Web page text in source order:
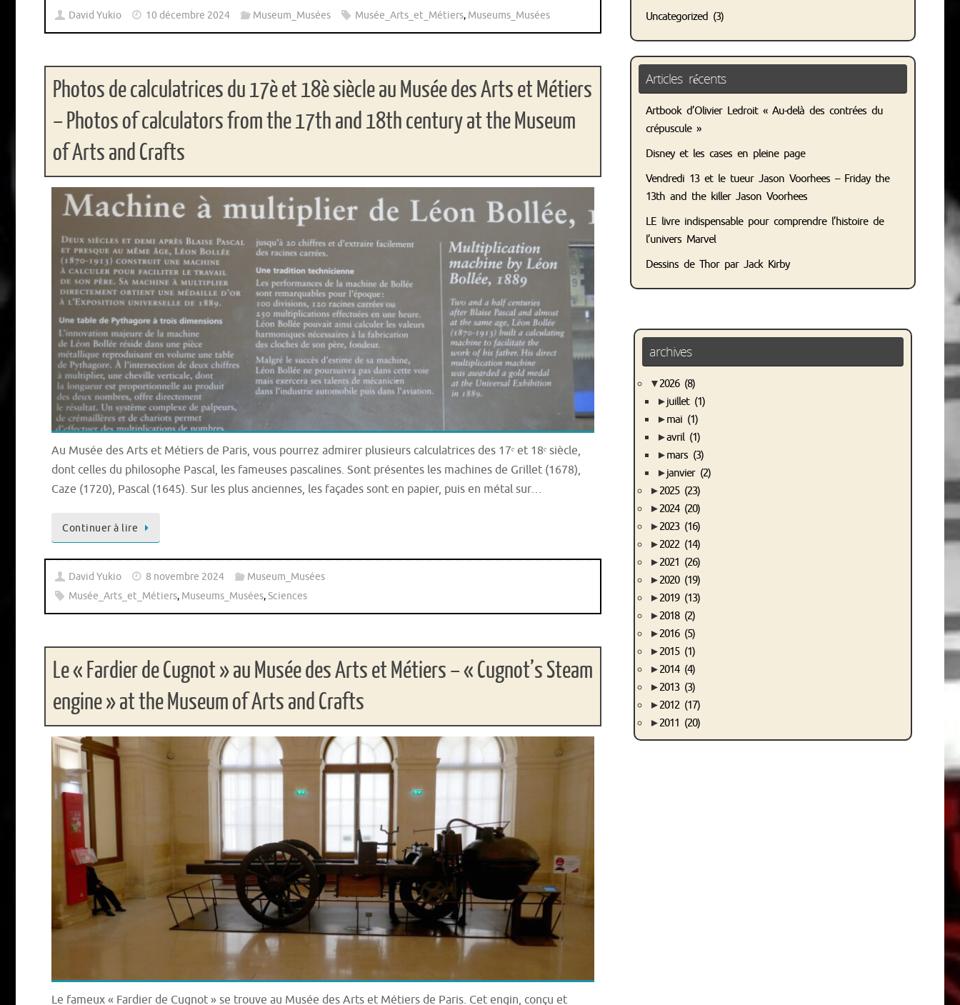
David Yukio 10 décembre 2024 Museum_Musées Musée_Arts_et_Métiers, Museums_Musées
Photos de calculatrices du 17è et 18è siècle au Musée des Arts et Métiers
– Photos of calculators from the 17th and 18th century at the Museum
of Arts and Crafts
Au Musée des Arts et Métiers de Paris, vous pourrez admirer plusieurs calculatrices des 17ᵉ et 18ᵉ siècle,
dont celles du philosophe Pascal, les fameuses pascalines. Sont présentes les machines de Grillet (1678),
Caze (1720), Pascal (1645). Sur les plus anciennes, les façades sont en papier, puis en métal sur…
Continuer à lire
David Yukio 8 novembre 2024
Museum_Musées
Musée_Arts_et_Métiers, Museums_Musées,Sciences
Le « Fardier de Cugnot » au Musée des Arts et Métiers – « Cugnot’s Steam
engine » at the Museum of Arts and Crafts
Le fameux « Fardier de Cugnot » se trouve au Musée des Arts et Métiers de Paris. Cet engin, conçu et
Uncategorized (3)
Articles récents
Artbook d’Olivier Ledroit « Au-delà des contrées du
crépuscule »
Disney et les cases en pleine page
Vendredi 13 et le tueur Jason Voorhees – Friday the
13th and the killer Jason Voorhees
LE livre indispensable pour comprendre l’histoire de
l’univers Marvel
Dessins de Thor par Jack Kirby
archives
▼2026 (8)
►juillet (1)
►mai (1)
►avril (1)
►mars (3)
►janvier (2)
►2025 (23)
►2024 (20)
►2023 (16)
►2022 (14)
►2021 (26)
►2020 (19)
►2019 (13)
►2018 (2)
►2016 (5)
►2015 (1)
►2014 (4)
►2013 (3)
►2012 (17)
►2011 (20)